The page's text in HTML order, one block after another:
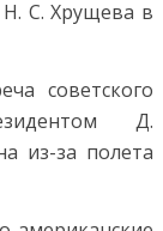
С. Хрущева в
советского
Д.
из-за полета